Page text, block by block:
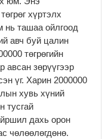
хүртэлх
нь ташаа ойлгоод
авч буй цалин
төгрөгийн
авсан зөрүүгээр
үг. Харин 2000000
хувь хүний
тусгай
дахь орон
чөлөөлөгдөнө.